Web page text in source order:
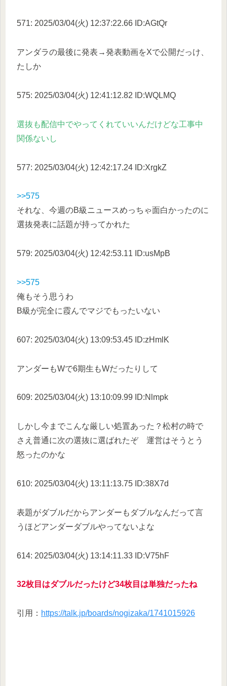
571: 2025/03/04(火) 12:37:22.66 ID:AGtQr
アンダラの最後に発表→発表動画をXで公開だっけ、
たしか
575: 2025/03/04(火) 12:41:12.82 ID:WQLMQ
選抜も配信中でやってくれていいんだけどな工事中
関係ないし
577: 2025/03/04(火) 12:42:17.24 ID:XrgkZ
>>575
それな、今週のB級ニュースめっちゃ面白かったのに
選抜発表に話題が持ってかれた
579: 2025/03/04(火) 12:42:53.11 ID:usMpB
>>575
俺もそう思うわ
B級が完全に霞んでマジでもったいない
607: 2025/03/04(火) 13:09:53.45 ID:zHmlK
アンダーもWで6期生もWだったりして
609: 2025/03/04(火) 13:10:09.99 ID:Nlmpk
しかし今までこんな厳しい処置あった？松村の時で
さえ普通に次の選抜に選ばれたぞ 運営はそうとう
怒ったのかな
610: 2025/03/04(火) 13:11:13.75 ID:38X7d
表題がダブルだからアンダーもダブルなんだって言
うほどアンダーダブルやってないよな
614: 2025/03/04(火) 13:14:11.33 ID:V75hF
32枚目はダブルだったけど34枚目は単独だったね
引用： https://talk.jp/boards/nogizaka/1741015926